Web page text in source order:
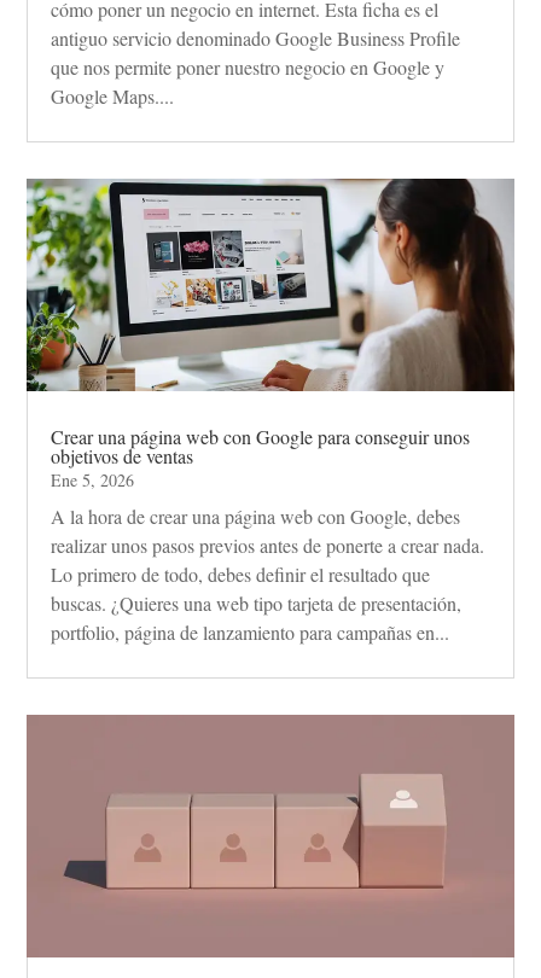
cómo poner un negocio en internet. Esta ficha es el
antiguo servicio denominado Google Business Profile
que nos permite poner nuestro negocio en Google y
Google Maps....
Crear una página web con Google para conseguir unos
objetivos de ventas
Ene 5, 2026
A la hora de crear una página web con Google, debes
realizar unos pasos previos antes de ponerte a crear nada.
Lo primero de todo, debes definir el resultado que
buscas. ¿Quieres una web tipo tarjeta de presentación,
portfolio, página de lanzamiento para campañas en...